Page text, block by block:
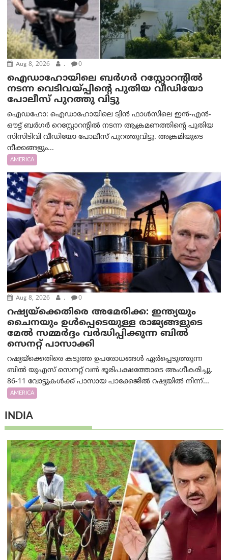
Aug 8, 2026 . 0
ഐഡാഹോയിലെ ബർഗർ റസ്റ്റോറന്റിൽ
നടന്ന വെടിവയ്പ്പിന്റെ പുതിയ വീഡിയോ
പോലീസ് പുറത്തു വിട്ടു
ഐഡഹോ: ഐഡാഹോയിലെ ട്വിൻ ഫാൾസിലെ ഇൻ-എൻ-
ഔട്ട് ബർഗർ റെസ്റ്റോറന്റിൽ നടന്ന ആക്രമണത്തിന്റെ പുതിയ
സിസിടിവി വീഡിയോ പോലീസ് പുറത്തുവിട്ടു. അക്രമിയുടെ
നീക്കങ്ങളും...
AMERICA
Aug 8, 2026 . 0
റഷ്യയ്‌ക്കെതിരെ അമേരിക്ക: ഇന്ത്യയും
ചൈനയും ഉൾപ്പെടെയുള്ള രാജ്യങ്ങളുടെ
മേൽ സമ്മർദ്ദം വർദ്ധിപ്പിക്കുന്ന ബിൽ
സെനറ്റ് പാസാക്കി
റഷ്യയ്‌ക്കെതിരെ കടുത്ത ഉപരോധങ്ങൾ ഏർപ്പെടുത്തുന്ന
ബിൽ യുഎസ് സെനറ്റ് വൻ ഭൂരിപക്ഷത്തോടെ അംഗീകരിച്ചു.
86-11 വോട്ടുകൾക്ക് പാസായ പാക്കേജിൽ റഷ്യയിൽ നിന്ന്...
AMERICA
INDIA